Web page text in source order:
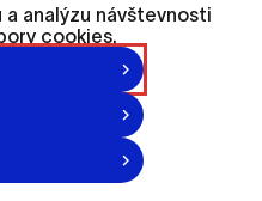
obstarávateľa:
Mestská polícia
01
analýzu návštevnosti
cookies.